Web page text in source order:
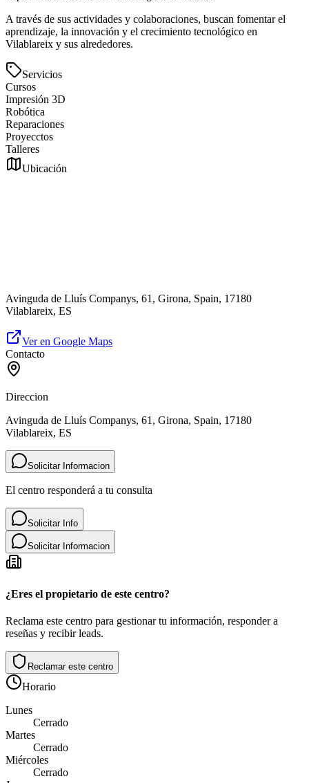
A través de sus actividades y colaboraciones, buscan fomentar el
aprendizaje, la innovación y el crecimiento tecnológico en
Vilablareix y sus alrededores.
Servicios
Cursos
Impresión 3D
Robótica
Reparaciones
Proyecctos
Talleres
Ubicación
Avinguda de Lluís Companys, 61, Girona, Spain, 17180
Vilablareix, ES
Ver en Google Maps
Contacto
Direccion
Avinguda de Lluís Companys, 61, Girona, Spain, 17180
Vilablareix, ES
Solicitar Informacion
El centro responderá a tu consulta
Solicitar Info
Solicitar Informacion
¿Eres el propietario de este centro?
Reclama este centro para gestionar tu información, responder a
reseñas y recibir leads.
Reclamar este centro
Horario
Lunes
Cerrado
Martes
Cerrado
Miércoles
Cerrado